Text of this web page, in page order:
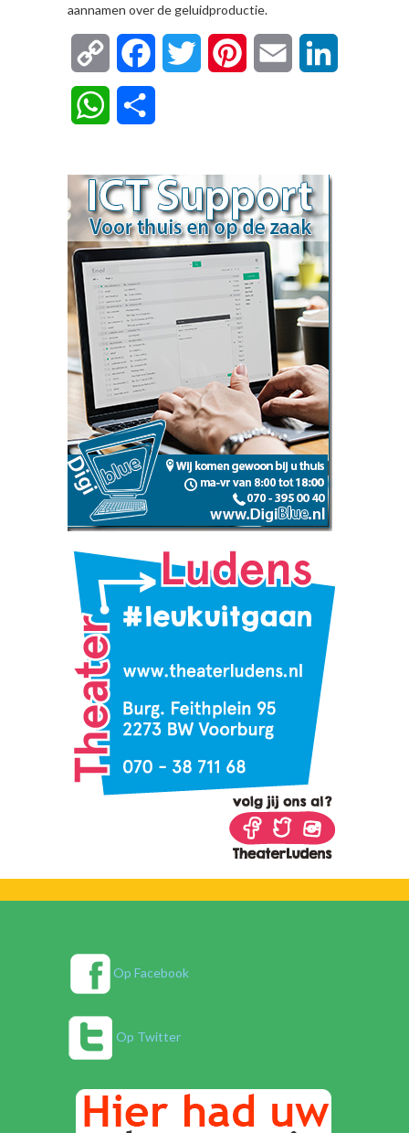
aannamen over de geluidproductie.
Copy
Link
FacebookTwitter Pinterest Email
WhatsApp
Op Facebook
Op Twitter